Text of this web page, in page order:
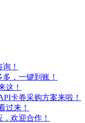
！
，一键到账！
这！
卡券采购方案来啦！
过来！
欢迎合作！